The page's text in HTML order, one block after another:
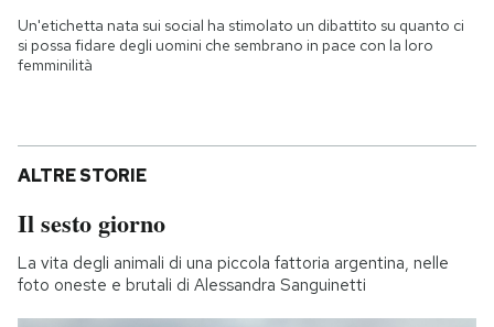
Un'etichetta nata sui social ha stimolato un dibattito su quanto ci
si possa fidare degli uomini che sembrano in pace con la loro
femminilità
ALTRE STORIE
Il sesto giorno
La vita degli animali di una piccola fattoria argentina, nelle
foto oneste e brutali di Alessandra Sanguinetti